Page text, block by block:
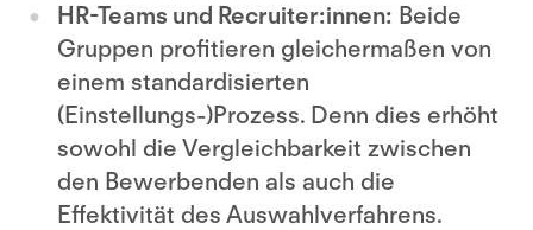
HR-Teams und Recruiter:innen: Beide
Gruppen profitieren gleichermaßen von
einem standardisierten
(Einstellungs-)Prozess. Denn dies erhöht
sowohl die Vergleichbarkeit zwischen
den Bewerbenden als auch die
Effektivität des Auswahlverfahrens.